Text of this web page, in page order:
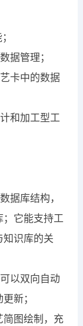
据管理；
卡中的数据
和加工型工
据库结构，
；它能支持工
知识库的关
以双向自动
新；
简图绘制，充